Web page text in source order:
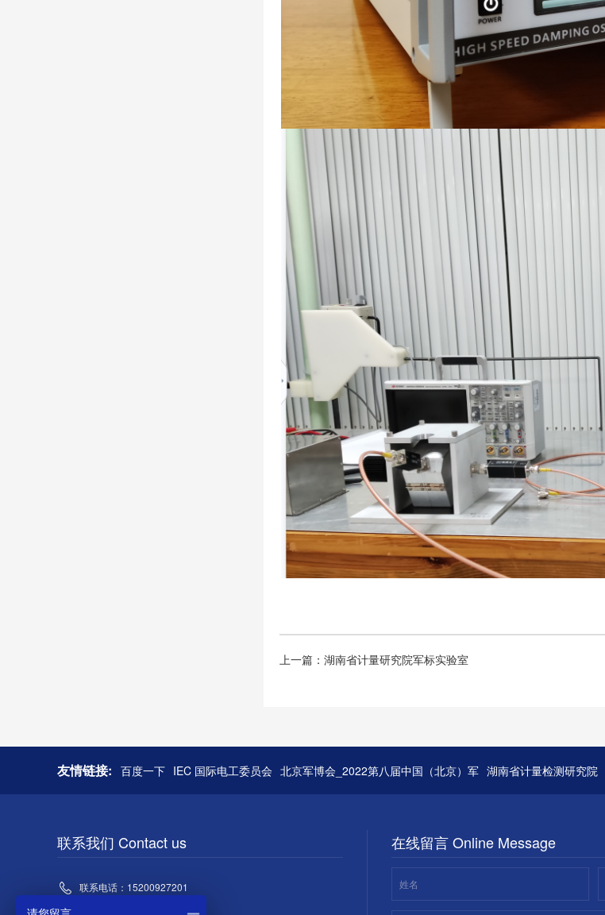
上一篇：湖南省计量研究院军标实验室
友情链接: 百度一下 IEC 国际电工委员会 北京军博会_2022第八届中国（北京）军 湖南省计量检测研究院
联系我们 Contact us
联系电话：15200927201
在线留言 Online Message
姓名